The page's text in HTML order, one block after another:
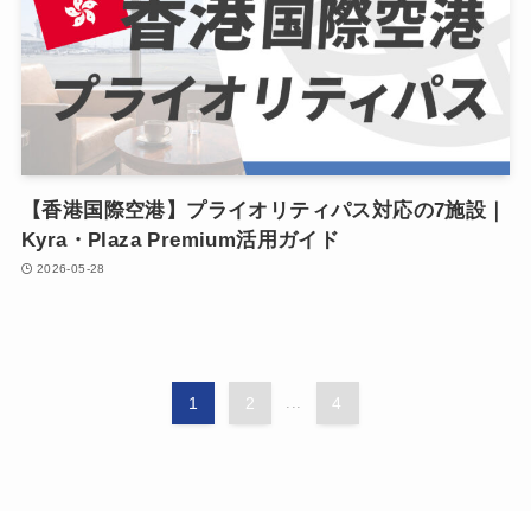
【香港国際空港】プライオリティパス対応の7施設｜
Kyra・Plaza Premium活用ガイド
2026-05-28
1 2 ... 4